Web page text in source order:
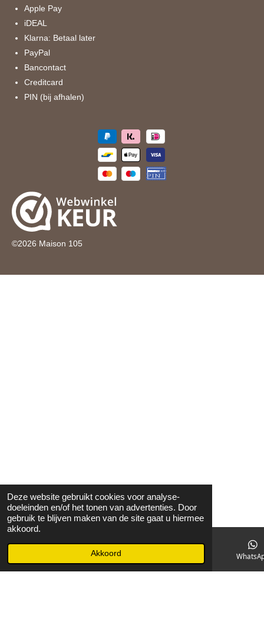
Deze website gebruikt cookies voor analyse-
doeleinden en/of het tonen van advertenties. Door
gebruik te blijven maken van de site gaat u hiermee
akkoord.
Akkoord
Apple Pay
iDEAL
Klarna: Betaal later
PayPal
Bancontact
Creditcard
PIN (bij afhalen)
©2026 Maison 105